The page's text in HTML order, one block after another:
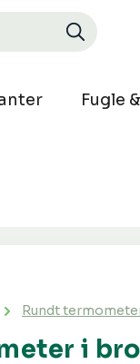
Fugle
i
Rundt